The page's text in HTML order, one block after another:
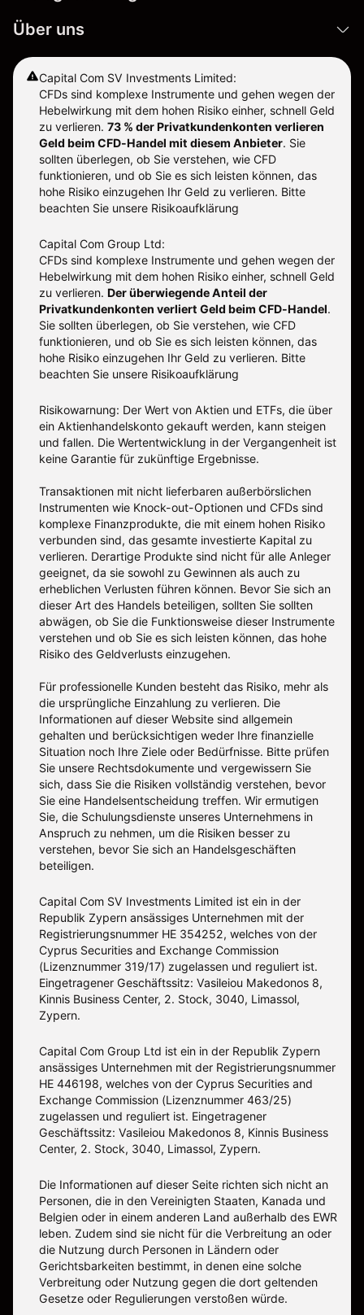
Über uns
Capital Com SV Investments Limited:
CFDs sind komplexe Instrumente und gehen wegen der
Hebelwirkung mit dem hohen Risiko einher, schnell Geld
zu verlieren. 73 % der Privatkundenkonten verlieren
Geld beim CFD-Handel mit diesem Anbieter. Sie
sollten überlegen, ob Sie verstehen, wie CFD
funktionieren, und ob Sie es sich leisten können, das
hohe Risiko einzugehen Ihr Geld zu verlieren. Bitte
beachten Sie unsere Risikoaufklärung
Capital Com Group Ltd:
CFDs sind komplexe Instrumente und gehen wegen der
Hebelwirkung mit dem hohen Risiko einher, schnell Geld
zu verlieren. Der überwiegende Anteil der
Privatkundenkonten verliert Geld beim CFD-Handel.
Sie sollten überlegen, ob Sie verstehen, wie CFD
funktionieren, und ob Sie es sich leisten können, das
hohe Risiko einzugehen Ihr Geld zu verlieren. Bitte
beachten Sie unsere Risikoaufklärung
Risikowarnung: Der Wert von Aktien und ETFs, die über
ein Aktienhandelskonto gekauft werden, kann steigen
und fallen. Die Wertentwicklung in der Vergangenheit ist
keine Garantie für zukünftige Ergebnisse.
Transaktionen mit nicht lieferbaren außerbörslichen
Instrumenten wie Knock-out-Optionen und CFDs sind
komplexe Finanzprodukte, die mit einem hohen Risiko
verbunden sind, das gesamte investierte Kapital zu
verlieren. Derartige Produkte sind nicht für alle Anleger
geeignet, da sie sowohl zu Gewinnen als auch zu
erheblichen Verlusten führen können. Bevor Sie sich an
dieser Art des Handels beteiligen, sollten Sie sollten
abwägen, ob Sie die Funktionsweise dieser Instrumente
verstehen und ob Sie es sich leisten können, das hohe
Risiko des Geldverlusts einzugehen.
Für professionelle Kunden besteht das Risiko, mehr als
die ursprüngliche Einzahlung zu verlieren. Die
Informationen auf dieser Website sind allgemein
gehalten und berücksichtigen weder Ihre finanzielle
Situation noch Ihre Ziele oder Bedürfnisse. Bitte prüfen
Sie unsere Rechtsdokumente und vergewissern Sie
sich, dass Sie die Risiken vollständig verstehen, bevor
Sie eine Handelsentscheidung treffen. Wir ermutigen
Sie, die Schulungsdienste unseres Unternehmens in
Anspruch zu nehmen, um die Risiken besser zu
verstehen, bevor Sie sich an Handelsgeschäften
beteiligen.
Capital Com SV Investments Limited ist ein in der
Republik Zypern ansässiges Unternehmen mit der
Registrierungsnummer HE 354252, welches von der
Cyprus Securities and Exchange Commission
(Lizenznummer 319/17) zugelassen und reguliert ist.
Eingetragener Geschäftssitz: Vasileiou Makedonos 8,
Kinnis Business Center, 2. Stock, 3040, Limassol,
Zypern.
Capital Com Group Ltd ist ein in der Republik Zypern
ansässiges Unternehmen mit der Registrierungsnummer
ΗΕ 446198, welches von der Cyprus Securities and
Exchange Commission (Lizenznummer 463/25)
zugelassen und reguliert ist. Eingetragener
Geschäftssitz: Vasileiou Makedonos 8, Kinnis Business
Center, 2. Stock, 3040, Limassol, Zypern.
Die Informationen auf dieser Seite richten sich nicht an
Personen, die in den Vereinigten Staaten, Kanada und
Belgien oder in einem anderen Land außerhalb des EWR
leben. Zudem sind sie nicht für die Verbreitung an oder
die Nutzung durch Personen in Ländern oder
Gerichtsbarkeiten bestimmt, in denen eine solche
Verbreitung oder Nutzung gegen die dort geltenden
Gesetze oder Regulierungen verstoßen würde.